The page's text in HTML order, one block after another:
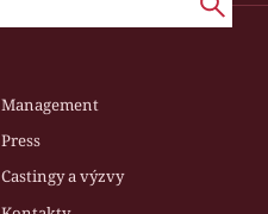
Management
Press
Castingy a výzvy